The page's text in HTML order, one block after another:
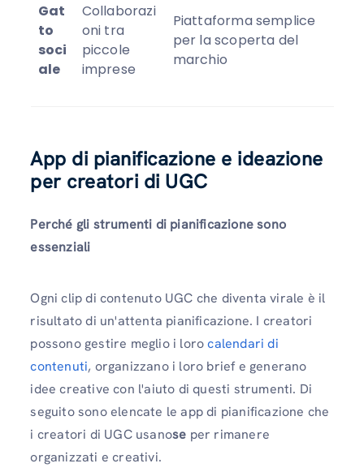
Gat
to
soci
ale
Collaborazi
oni tra
piccole
imprese
Piattaforma semplice
per la scoperta del
marchio
App di pianificazione e ideazione
per creatori di UGC
Perché gli strumenti di pianificazione sono
essenziali
Ogni clip di contenuto UGC che diventa virale è il
risultato di un'attenta pianificazione. I creatori
possono gestire meglio i lorocalendari di
contenuti, organizzano i loro brief e generano
idee creative con l'aiuto di questi strumenti. Di
seguito sono elencate le app di pianificazione che
i creatori di UGC usanose per rimanere
organizzati e creativi.